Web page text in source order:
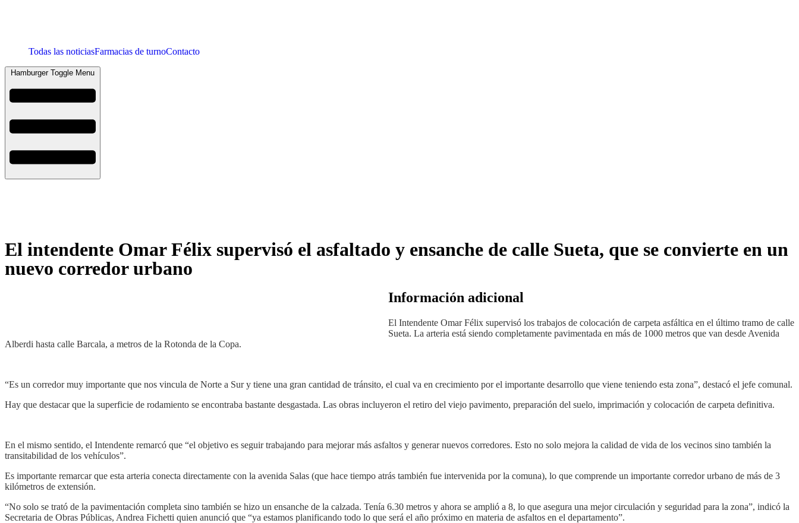
Todas las noticiasFarmacias de turnoContacto
Hamburger Toggle Menu
El intendente Omar Félix supervisó el asfaltado y ensanche de calle Sueta, que se convierte en un
nuevo corredor urbano
Información adicional
El Intendente Omar Félix supervisó los trabajos de colocación de carpeta asfáltica en el último tramo de calle
Sueta. La arteria está siendo completamente pavimentada en más de 1000 metros que van desde Avenida
Alberdi hasta calle Barcala, a metros de la Rotonda de la Copa.
“Es un corredor muy importante que nos vincula de Norte a Sur y tiene una gran cantidad de tránsito, el cual va en crecimiento por el importante desarrollo que viene teniendo esta zona”, destacó el jefe comunal.
Hay que destacar que la superficie de rodamiento se encontraba bastante desgastada. Las obras incluyeron el retiro del viejo pavimento, preparación del suelo, imprimación y colocación de carpeta definitiva.
En el mismo sentido, el Intendente remarcó que “el objetivo es seguir trabajando para mejorar más asfaltos y generar nuevos corredores. Esto no solo mejora la calidad de vida de los vecinos sino también la
transitabilidad de los vehículos”.
Es importante remarcar que esta arteria conecta directamente con la avenida Salas (que hace tiempo atrás también fue intervenida por la comuna), lo que comprende un importante corredor urbano de más de 3
kilómetros de extensión.
“No solo se trató de la pavimentación completa sino también se hizo un ensanche de la calzada. Tenía 6.30 metros y ahora se amplió a 8, lo que asegura una mejor circulación y seguridad para la zona”, indicó la
Secretaria de Obras Públicas, Andrea Fichetti quien anunció que “ya estamos planificando todo lo que será el año próximo en materia de asfaltos en el departamento”.